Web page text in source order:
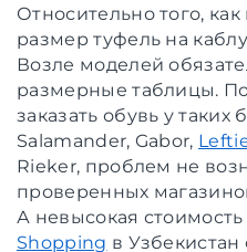
Относительно того,
размер туфель на
Возле моделей
размерные таблицы.
заказать обувь у таких
Salamander, Gabor,
Rieker, проблем не
проверенных
А невысокая стоимость
Shopping в Узбекистан